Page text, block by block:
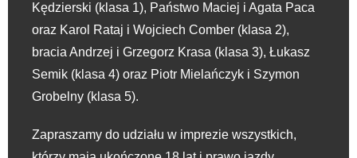
Kędzierski (klasa 1), Państwo Maciej i Agata Paca
oraz Karol Rataj i Wojciech Comber (klasa 2),
bracia Andrzej i Grzegorz Krasa (klasa 3), Łukasz
Semik (klasa 4) oraz Piotr Mielańczyk i Szymon
Grobelny (klasa 5).
Zapraszamy do udziału w imprezie wszystkich,